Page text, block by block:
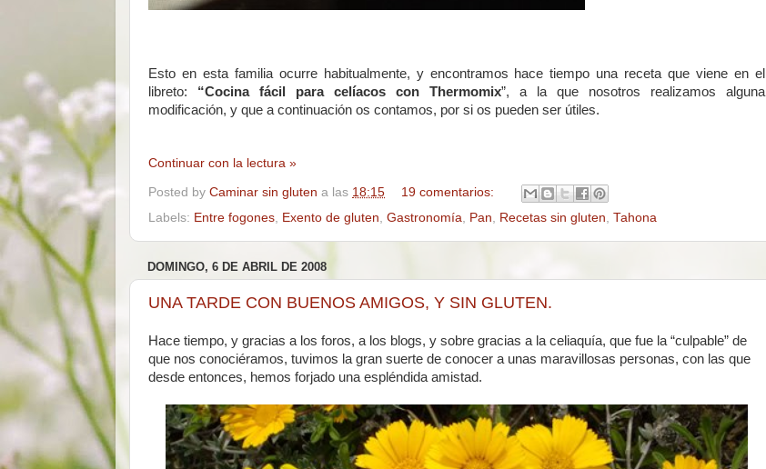
Esto en esta familia ocurre habitualmente, y encontramos hace tiempo una receta que viene en el
libreto: “Cocina fácil para celíacos con Thermomix”, a la que nosotros realizamos alguna
modificación, y que a continuación os contamos, por si os pueden ser útiles.
Continuar con la lectura »
Posted by Caminar sin gluten a las 18:15
19 comentarios:
Labels: Entre fogones Exento de gluten Gastronomía Pan Recetas sin gluten Tahona
DOMINGO, 6 DE ABRIL DE 2008
UNA TARDE CON BUENOS AMIGOS, Y SIN GLUTEN.
Hace tiempo, y gracias a los foros, a los blogs, y sobre gracias a la celiaquía, que fue la “culpable” de
que nos conociéramos, tuvimos la gran suerte de conocer a unas maravillosas personas, con las que
desde entonces, hemos forjado una espléndida amistad.